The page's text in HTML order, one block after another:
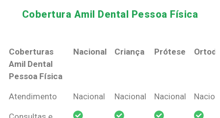
Cobertura Amil Dental Pessoa Física​
Coberturas
Amil Dental
Pessoa Física
Nacional Criança Prótese
Coberturas
Nacional Criança Prótese
Atendimento Nacional Nacional Nacional